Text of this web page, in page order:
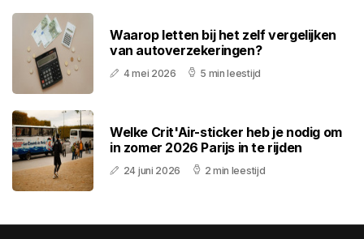
Waarop letten bij het zelf vergelijken
van autoverzekeringen?
4 mei 2026 5 min leestijd
Welke Crit'Air-sticker heb je nodig om
in zomer 2026 Parijs in te rijden
24 juni 2026 2 min leestijd